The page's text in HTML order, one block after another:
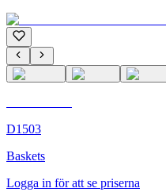
D1503
Baskets
Logga in för att se priserna